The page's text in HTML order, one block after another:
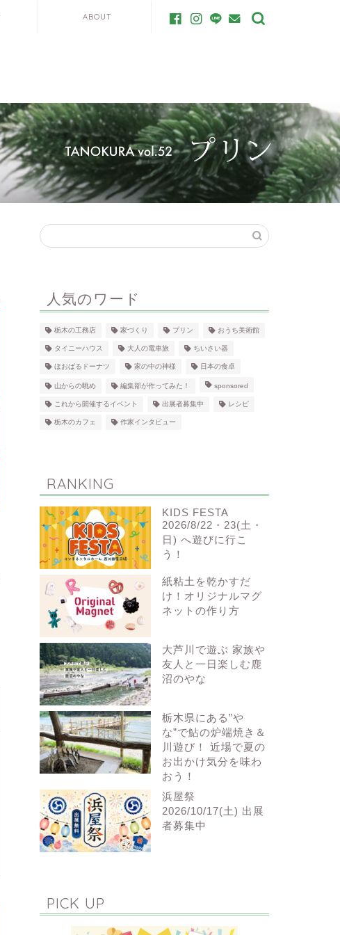
ABOUT
人気のワード
栃木の工務店 家づくり プリン おうち美術館
タイニーハウス 大人の電車旅 ちいさい器
ほおばるドーナツ 家の中の神様 日本の食卓
山からの眺め 編集部が作ってみた！ sponsored
これから開催するイベント 出展者募集中 レシピ
栃木のカフェ 作家インタビュー
RANKING
KIDS FESTA
2026/8/22・23(土・
日) へ遊びに行こ
う！
紙粘土を乾かすだ
け！オリジナルマグ
ネットの作り方
大芦川で遊ぶ 家族や
友人と一日楽しむ鹿
沼のやな
栃木県にある”や
な”で鮎の炉端焼き＆
川遊び！ 近場で夏の
お出かけ気分を味わ
おう！
浜屋祭
2026/10/17(土) 出展
者募集中
PICK UP